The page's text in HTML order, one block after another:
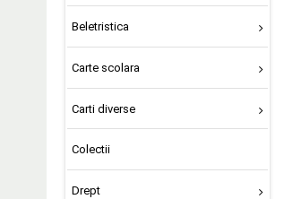
Beletristica
Carte scolara
Carti diverse
Colectii
Drept